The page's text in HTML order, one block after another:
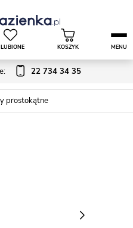
22 734 34 35
KOSZYK MENU
prostokątne